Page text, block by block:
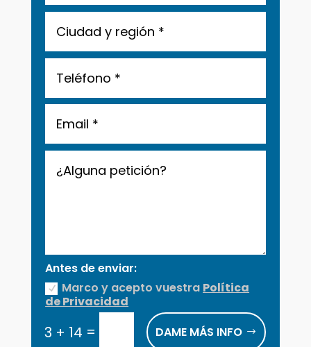
Antes de enviar:
Marco y acepto vuestra Política
de Privacidad
3 + 14 = DAME MÁS INFO